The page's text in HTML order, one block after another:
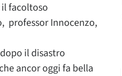
facoltoso
professor Innocenzo,
il disastro
ancor oggi fa bella